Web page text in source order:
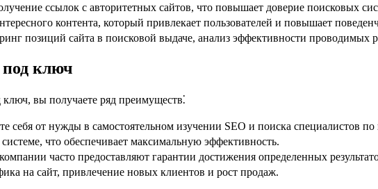
ссылок с авторитетных сайтов, что повышает доверие поисковых
контента, который привлекает пользователей и повышает
позиций сайта в поисковой выдаче, анализ эффективности проводимых
ключ
вы получаете ряд преимуществ⁚
себя от нужды в самостоятельном изучении SEO и поиска специалистов по
что обеспечивает максимальную эффективность.
часто предоставляют гарантии достижения определенных
на сайт, привлечение новых клиентов и рост продаж.